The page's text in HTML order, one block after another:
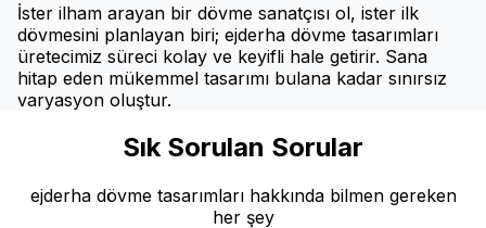
İster ilham arayan bir dövme sanatçısı ol, ister ilk
dövmesini planlayan biri; ejderha dövme tasarımları
üretecimiz süreci kolay ve keyifli hale getirir. Sana
hitap eden mükemmel tasarımı bulana kadar sınırsız
varyasyon oluştur.
Sık Sorulan Sorular
ejderha dövme tasarımları hakkında bilmen gereken
her şey